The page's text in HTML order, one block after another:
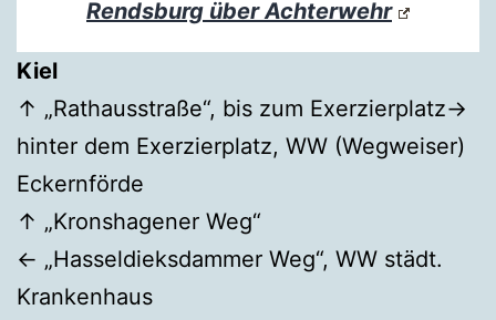
Rendsburg über Achterwehr
Kiel
↑ „Rathausstraße“, bis zum Exerzierplatz→
hinter dem Exerzierplatz, WW (Wegweiser)
Eckernförde
↑ „Kronshagener Weg“
← „Hasseldieksdammer Weg“, WW städt.
Krankenhaus